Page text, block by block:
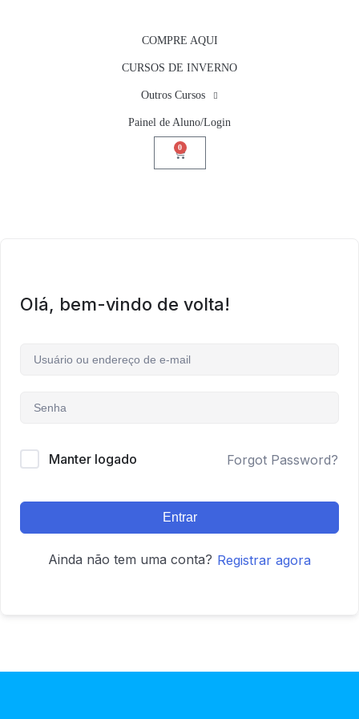
COMPRE AQUI
CURSOS DE INVERNO
Outros Cursos
Painel de Aluno/Login
0
Olá, bem-vindo de volta!
Manter logado Forgot Password?
Entrar
Ainda não tem uma conta? Registrar agora